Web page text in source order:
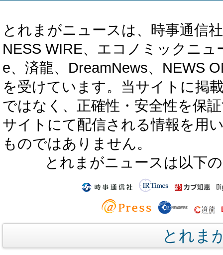
とれまがニュースは、時事通信
NESS WIRE、エコノミックニ
e、済龍、DreamNews、NEWS
を受けています。当サイトに掲
ではなく、正確性・安全性を保
サイトにて配信される情報を用
ものではありません。
とれまがニュースは以下
とれま